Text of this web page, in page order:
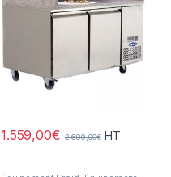
1.559,00€ 2.689,00€ HT